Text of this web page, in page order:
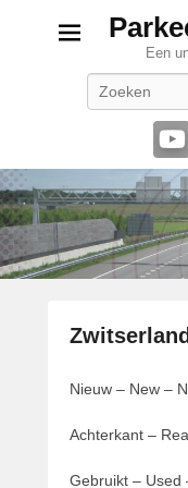
Een
e
l
Nieuw – New –
Achterkant –
Gebruikt – Used